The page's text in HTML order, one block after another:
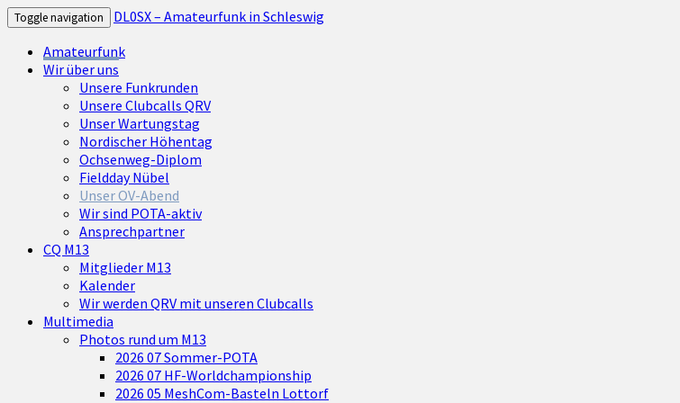
Toggle navigation
DL0SX – Amateurfunk in Schleswig
Amateurfunk
Wir über uns
Unsere Funkrunden
Unsere Clubcalls QRV
Unser Wartungstag
Nordischer Höhentag
Ochsenweg-Diplom
Fieldday Nübel
Unser OV-Abend
Wir sind POTA-aktiv
Ansprechpartner
CQ M13
Mitglieder M13
Kalender
Wir werden QRV mit unseren Clubcalls
Multimedia
Photos rund um M13
2026 07 Sommer-POTA
2026 07 HF-Worldchampionship
2026 05 MeshCom-Basteln Lottorf